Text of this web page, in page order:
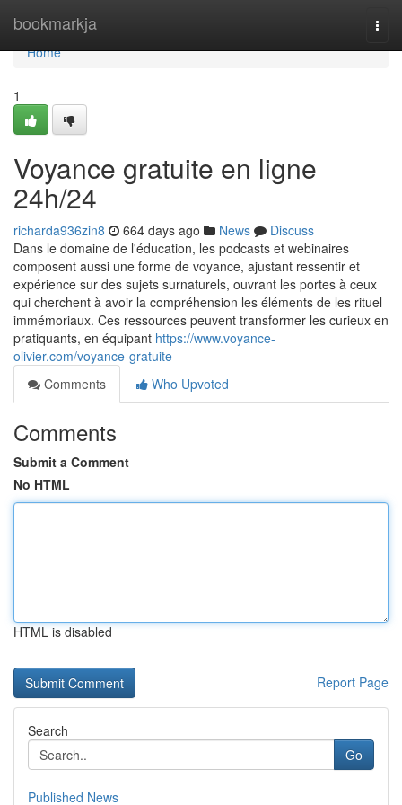
bookmarkja
Home
Home
1
Voyance gratuite en ligne
24h/24
richarda936zin8 664 days ago News
Discuss
Dans le domaine de l'éducation, les podcasts et webinaires
composent aussi une forme de voyance, ajustant ressentir et
expérience sur des sujets surnaturels, ouvrant les portes à ceux
qui cherchent à avoir la compréhension les éléments de les rituel
immémoriaux. Ces ressources peuvent transformer les curieux en
pratiquants, en équipant https://www.voyance-
olivier.com/voyance-gratuite
Comments
Who Upvoted
Comments
Submit a Comment
No HTML
HTML is disabled
Report Page
Search
Go
Published News